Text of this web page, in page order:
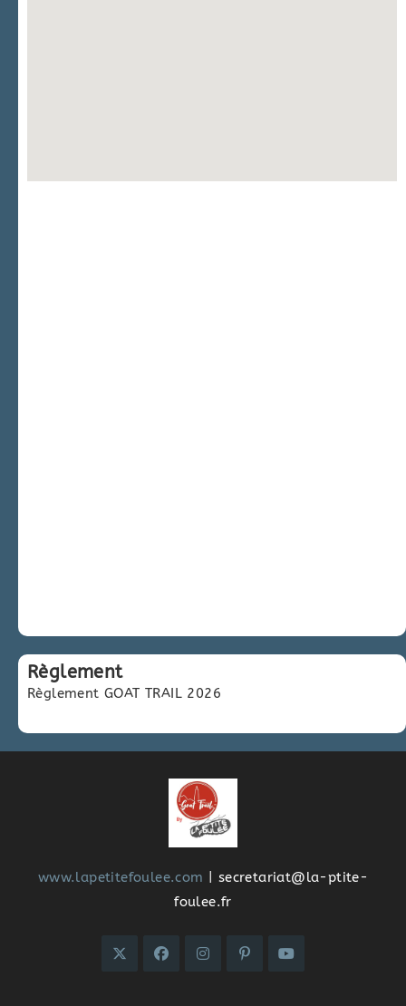
Règlement
Règlement GOAT TRAIL 2026
www.lapetitefoulee.com | secretariat@la-ptite-
foulee.fr